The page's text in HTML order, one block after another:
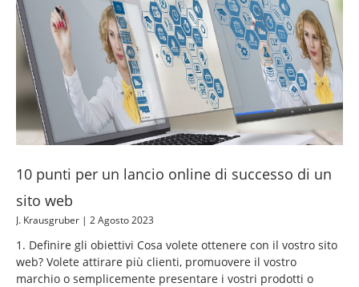
10 punti per un lancio online di successo di un
sito web
J. Krausgruber 2 Agosto 2023
1. Definire gli obiettivi Cosa volete ottenere con il vostro sito
web? Volete attirare più clienti, promuovere il vostro
marchio o semplicemente presentare i vostri prodotti o